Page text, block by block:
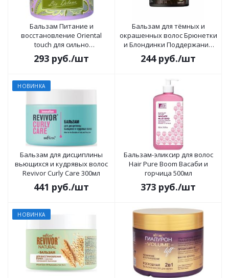
Бальзам Питание и
восстановление Oriental
touch для сильно
поврежденных волос 350мл
293 руб./шт
Бальзам для тёмных и
окрашенных волос Брюнетки
и Блондинки Поддержание
цвета 300 мл
244руб./шт
НОВИНКА
Бальзам для дисциплины
вьющихся и кудрявых волос
Revivor Curly Care 300мл
441 руб./шт
Бальзам-эликсир для волос
Hair Pure Boom Васаби и
горчица 500мл
373 руб./шт
НОВИНКА